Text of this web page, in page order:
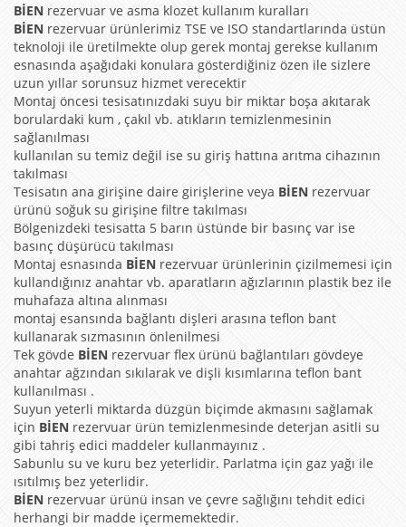
BİEN rezervuar ve asma klozet kullanım kuralları
BİEN rezervuar ürünlerimiz TSE ve ISO standartlarında üstün
teknoloji ile üretilmekte olup gerek montaj gerekse kullanım
esnasında aşağıdaki konulara gösterdiğiniz özen ile sizlere
uzun yıllar sorunsuz hizmet verecektir
Montaj öncesi tesisatınızdaki suyu bir miktar boşa akıtarak
borulardaki kum , çakıl vb. atıkların temizlenmesinin
sağlanılması
kullanılan su temiz değil ise su giriş hattına arıtma cihazının
takılması
Tesisatın ana girişine daire girişlerine veya BİEN rezervuar
ürünü soğuk su girişine filtre takılması
Bölgenizdeki tesisatta 5 barın üstünde bir basınç var ise
basınç düşürücü takılması
Montaj esnasında BİEN rezervuar ürünlerinin çizilmemesi için
kullandığınız anahtar vb. aparatların ağızlarının plastik bez ile
muhafaza altına alınması
montaj esansında bağlantı dişleri arasına teflon bant
kullanarak sızmasının önlenilmesi
Tek gövde BİEN rezervuar flex ürünü bağlantıları gövdeye
anahtar ağzından sıkılarak ve dişli kısımlarına teflon bant
kullanılması .
Suyun yeterli miktarda düzgün biçimde akmasını sağlamak
için BİEN rezervuar ürün temizlenmesinde deterjan asitli su
gibi tahriş edici maddeler kullanmayınız .
Sabunlu su ve kuru bez yeterlidir. Parlatma için gaz yağı ile
ısıtılmış bez yeterlidir.
BİEN rezervuar ürünü insan ve çevre sağlığını tehdit edici
herhangi bir madde içermemektedir.